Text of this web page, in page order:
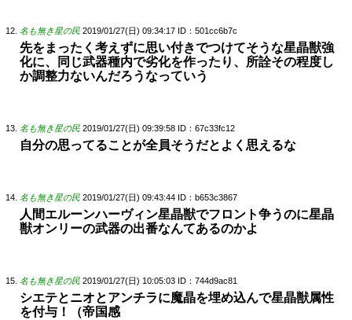
名も無き星の民 2019/01/27(日) 09:34:17 ID：501cc6b7c
先をまったく考えずに思い付きでつけてそうな星晶獣強
化に、同じ武器種内で劣化を作ったり、所詮その程度し
か調整力ないんだろうなっていう
名も無き星の民 2019/01/27(日) 09:39:58 ID：67c33fc12
自分の思ってることが全員そうだとよく思えるな
名も無き星の民 2019/01/27(日) 09:43:44 ID：b653c3867
人間エルーンハーヴィン星晶獣でフロント争うのに星晶
獣オンリーの武器の出番なんてあるのかよ
名も無き星の民 2019/01/27(日) 10:05:03 ID：744d9ac81
シエテとニオとアンチラに魔晶を埋め込んで星晶獣属性
を付与！（帝国感